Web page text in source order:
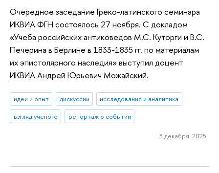
Очередное заседание Греко-латинского семинара
ИКВИА ФГН состоялось 27 ноября. С докладом
«Учеба российских антиковедов М.С. Куторги и В.С.
Печерина в Берлине в 1833-1835 гг. по материалам
их эпистолярного наследия» выступил доцент
ИКВИА Андрей Юрьевич Можайский.
идеи и опыт дискуссии
исследования и аналитика
взгляд ученого
репортаж о событии
3 декабря 2025